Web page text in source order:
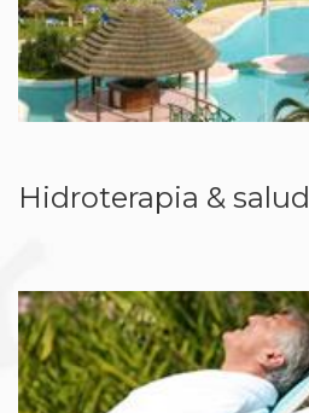
Hidroterapia & salud